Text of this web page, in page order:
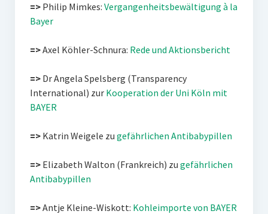
=>Philip Mimkes: Vergangenheitsbewältigung à la
Bayer
=>Axel Köhler-Schnura: Rede und Aktionsbericht
=>Dr Angela Spelsberg (Transparency
International) zur Kooperation der Uni Köln mit
BAYER
=>Katrin Weigele zu gefährlichen Antibabypillen
=>Elizabeth Walton (Frankreich) zu gefährlichen
Antibabypillen
=>Antje Kleine-Wiskott: Kohleimporte von BAYER